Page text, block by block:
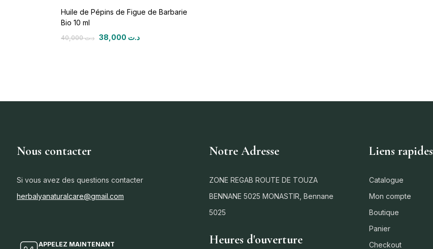
Huile de Pépins de Figue de Barbarie
Bio 10 ml
د.ت40,000 د.ت
Nous contacter
Si vous avez des questions contacter
herbalyanaturalcare@gmail.com
APPELEZ MAINTENANT
Notre Adresse
ZONE REGAB ROUTE DE TOUZA
BENNANE 5025 MONASTIR, Bennane
5025
Heures d'ouverture
Liens rapides
Catalogue
Mon compte
Boutique
Panier
Checkout